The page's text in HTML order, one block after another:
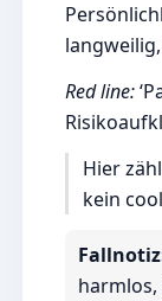
Red line:
Hier
kein
harmlos,